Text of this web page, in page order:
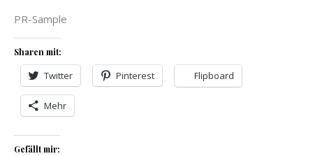
PR-Sample
Sharen mit:
Twitter Pinterest Flipboard
Mehr
Gefällt mir: